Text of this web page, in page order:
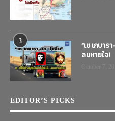
3
“เช เกบา
ลมหายใจ!
EDITOR’S PICKS